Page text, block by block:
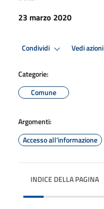
23 marzo 2020
Condividi Vedi azioni
Categorie:
Comune
Argomenti:
Accesso all'informazione
INDICE DELLA PAGINA